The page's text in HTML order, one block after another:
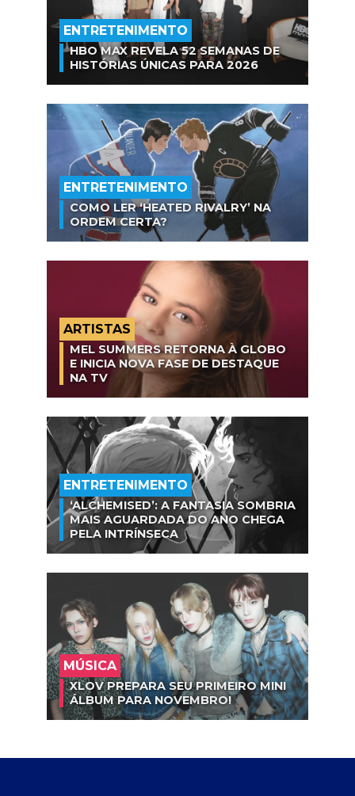
ENTRETENIMENTO
HBO MAX REVELA 52 SEMANAS DE
HISTÓRIAS ÚNICAS PARA 2026
ENTRETENIMENTO
COMO LER ‘HEATED RIVALRY’ NA
ORDEM CERTA?
ARTISTAS
MEL SUMMERS RETORNA À GLOBO
E INICIA NOVA FASE DE DESTAQUE
NA TV
ENTRETENIMENTO
‘ALCHEMISED’: A FANTASIA SOMBRIA
MAIS AGUARDADA DO ANO CHEGA
PELA INTRÍNSECA
MÚSICA
XLOV PREPARA SEU PRIMEIRO MINI
ÁLBUM PARA NOVEMBRO!